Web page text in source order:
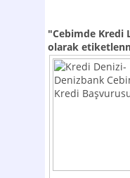
"Cebimde Kredi
olarak